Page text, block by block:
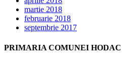
martie 2018
februarie 2018
septembrie 2017
PRIMARIA COMUNEI HODAC